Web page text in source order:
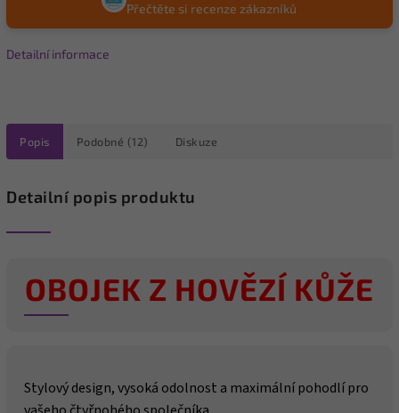
Přečtěte si recenze zákazníků
Detailní informace
Popis Podobné (12) Diskuze
Detailní popis produktu
OBOJEK Z HOVĚZÍ KŮŽE
Stylový design, vysoká odolnost a maximální pohodlí pro